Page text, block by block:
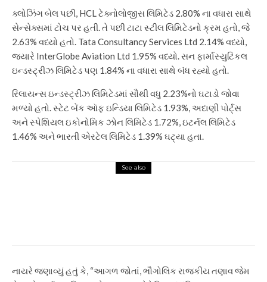
ક્લોઝિંગ બેલ પછી, HCL ટેક્નોલોજીસ લિમિટેડ 2.80% ના વધારા સાથે
સેન્સેક્સમાં ટોચ પર હતી. તે પછી ટાટા સ્ટીલ લિમિટેડનો ક્રમ હતો, જે
2.63% વધ્યો હતો. Tata Consultancy Services Ltd 2.14% વધ્યો,
જ્યારે InterGlobe Aviation Ltd 1.95% વધ્યો. સન ફાર્માસ્યુટિકલ
ઇન્ડસ્ટ્રીઝ લિમિટેડ પણ 1.84% ના વધારા સાથે બંધ રહ્યો હતો.
રિલાયન્સ ઇન્ડસ્ટ્રીઝ લિમિટેડમાં સૌથી વધુ 2.23%નો ઘટાડો જોવા
મળ્યો હતો. સ્ટેટ બેંક ઑફ ઇન્ડિયા લિમિટેડ 1.93%, અદાણી પોર્ટ્સ
અને સ્પેશિયલ ઇકોનોમિક ઝોન લિમિટેડ 1.72%, ઇટર્નલ લિમિટેડ
1.46% અને ભારતી એરટેલ લિમિટેડ 1.39% ઘટ્યા હતા.
See also
નાયરે જણાવ્યું હતું કે, “આગળ જોતાં, ભૌગોલિક રાજકીય તણાવ જેમ